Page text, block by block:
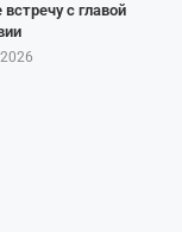
с главой